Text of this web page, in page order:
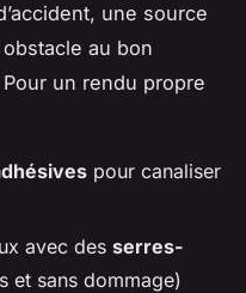
une source
au bon
un rendu propre
pour canaliser
avec des serres-
et sans dommage)